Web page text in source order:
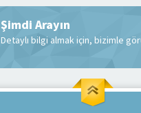
mobilya ürünlerini
mağazaya ev sahipliği
Baltalimanı klasik mobilya alan
Şimdi Arayın
Detaylı bilgi almak için, bizimle
Cevap Yaz